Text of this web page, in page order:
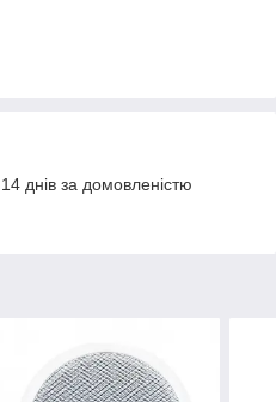
днів за домовленістю